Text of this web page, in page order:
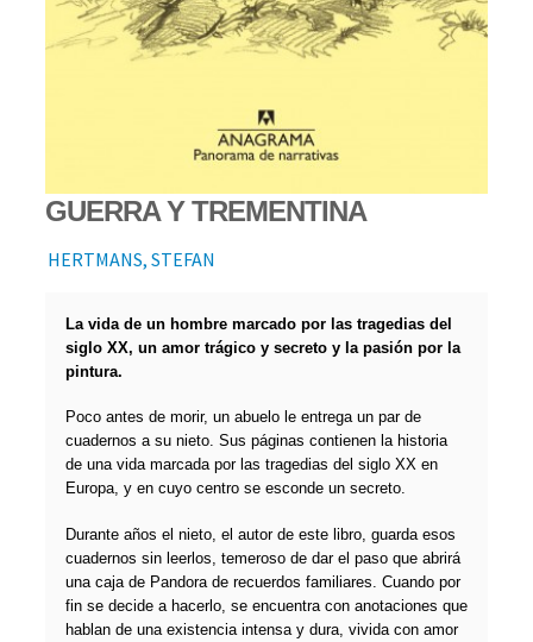
GUERRA Y TREMENTINA
HERTMANS, STEFAN
La vida de un hombre marcado por las tragedias del
siglo XX, un amor trágico y secreto y la pasión por la
pintura.
Poco antes de morir, un abuelo le entrega un par de
cuadernos a su nieto. Sus páginas contienen la historia
de una vida marcada por las tragedias del siglo XX en
Europa, y en cuyo centro se esconde un secreto.
Durante años el nieto, el autor de este libro, guarda esos
cuadernos sin leerlos, temeroso de dar el paso que abrirá
una caja de Pandora de recuerdos familiares. Cuando por
fin se decide a hacerlo, se encuentra con anotaciones que
hablan de una existencia intensa y dura, vivida con amor